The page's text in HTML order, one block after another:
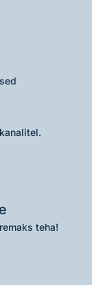
teha!